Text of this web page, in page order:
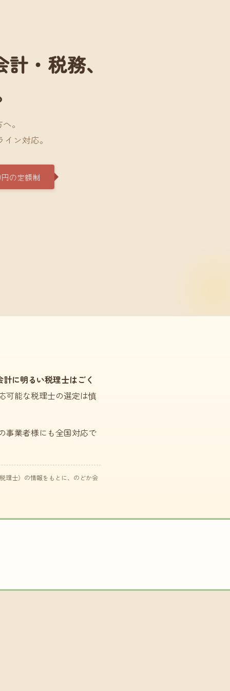
・税務、
。
ン対応。
の定額制
に明るい税理士はごく
可能な税理士の選定は慎
事業者様にも全国対応で
理士）の情報をもとに、のどか会